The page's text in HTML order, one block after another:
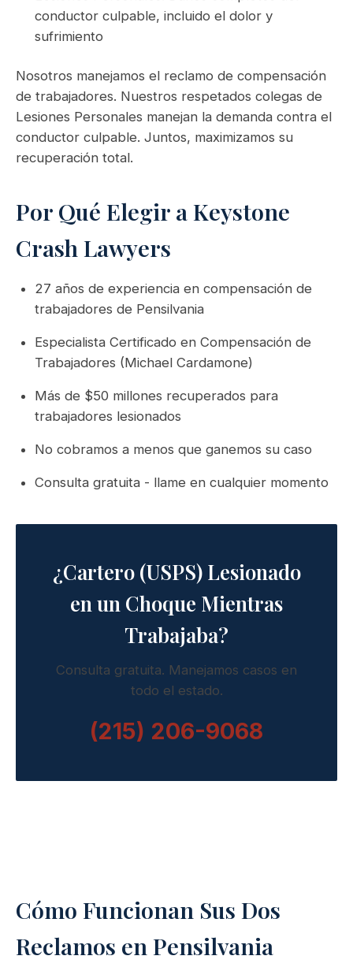
conductor culpable, incluido el dolor y
sufrimiento
Nosotros manejamos el reclamo de compensación
de trabajadores. Nuestros respetados colegas de
Lesiones Personales manejan la demanda contra el
conductor culpable. Juntos, maximizamos su
recuperación total.
Por Qué Elegir a Keystone
Crash Lawyers
27 años de experiencia en compensación de
trabajadores de Pensilvania
Especialista Certificado en Compensación de
Trabajadores (Michael Cardamone)
Más de $50 millones recuperados para
trabajadores lesionados
No cobramos a menos que ganemos su caso
Consulta gratuita - llame en cualquier momento
¿Cartero (USPS) Lesionado
en un Choque Mientras
Trabajaba?
Consulta gratuita. Manejamos casos en
todo el estado.
(215) 206-9068
Cómo Funcionan Sus Dos
Reclamos en Pensilvania